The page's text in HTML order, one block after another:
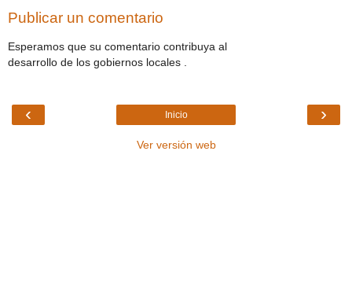
Publicar un comentario
Esperamos que su comentario contribuya al
desarrollo de los gobiernos locales .
‹ ›
Inicio
Ver versión web